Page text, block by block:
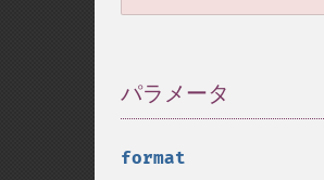
パラメータ
format